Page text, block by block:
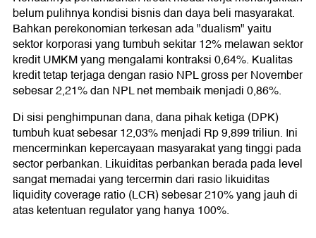
belum pulihnya kondisi bisnis dan daya beli masyarakat.
Bahkan perekonomian terkesan ada "dualism" yaitu
sektor korporasi yang tumbuh sekitar 12% melawan sektor
kredit UMKM yang mengalami kontraksi 0,64%. Kualitas
kredit tetap terjaga dengan rasio NPL gross per November
sebesar 2,21% dan NPL net membaik menjadi 0,86%.
Di sisi penghimpunan dana, dana pihak ketiga (DPK)
tumbuh kuat sebesar 12,03% menjadi Rp 9,899 triliun. Ini
mencerminkan kepercayaan masyarakat yang tinggi pada
sector perbankan. Likuiditas perbankan berada pada level
sangat memadai yang tercermin dari rasio likuiditas
liquidity coverage ratio (LCR) sebesar 210% yang jauh di
atas ketentuan regulator yang hanya 100%.